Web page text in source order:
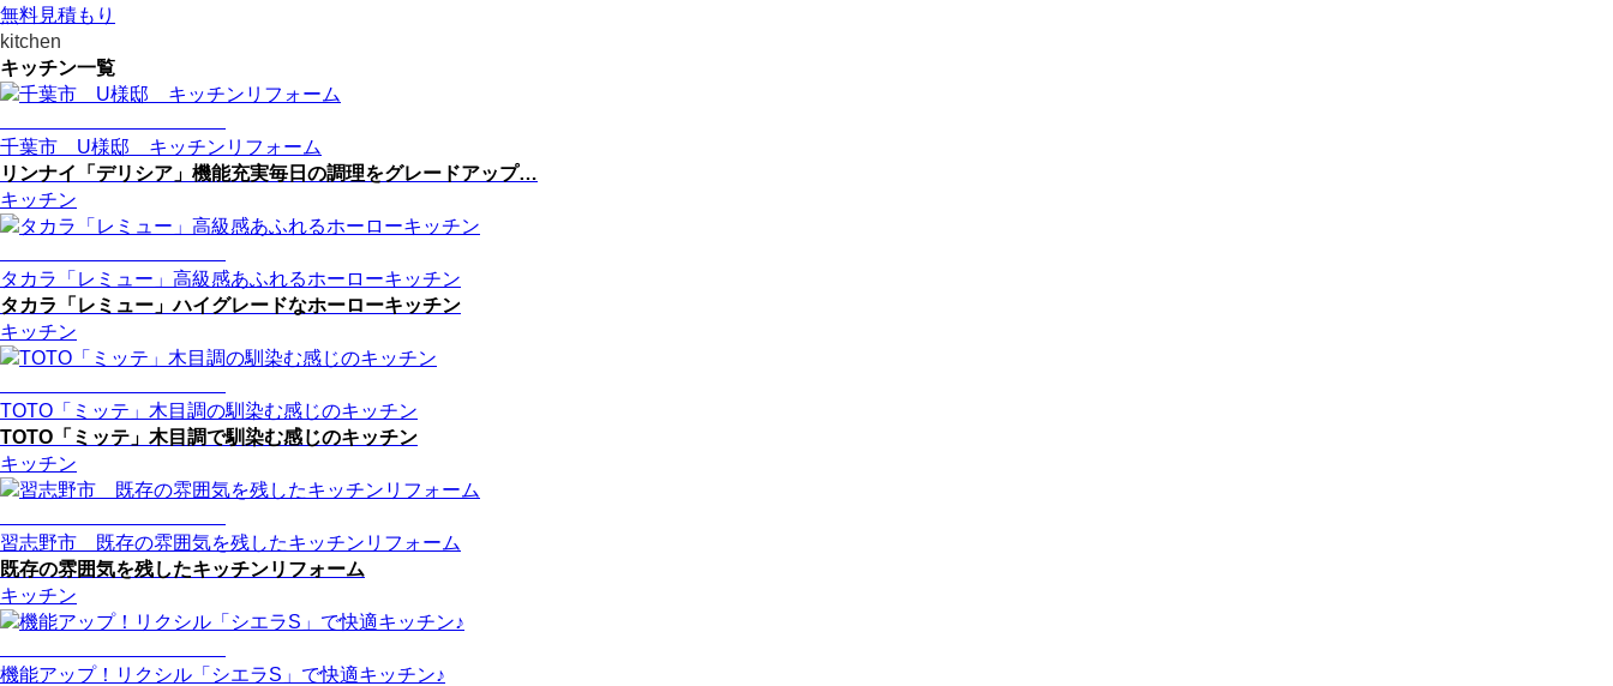
無料見積もり
kitchen
キッチン一覧
千葉市 U様邸 キッチンリフォーム
リンナイ「デリシア」機能充実毎日の調理をグレードアップ…
キッチン
タカラ「レミュー」高級感あふれるホーローキッチン
タカラ「レミュー」ハイグレードなホーローキッチン
キッチン
TOTO「ミッテ」木目調の馴染む感じのキッチン
TOTO「ミッテ」木目調で馴染む感じのキッチン
キッチン
習志野市 既存の雰囲気を残したキッチンリフォーム
既存の雰囲気を残したキッチンリフォーム
キッチン
機能アップ！リクシル「シエラS」で快適キッチン♪